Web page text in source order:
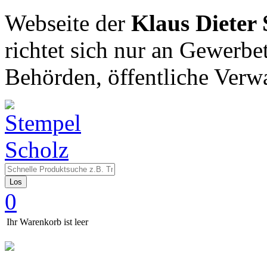
Webseite der Klaus Dieter
richtet sich nur an
Behörden, öffentliche
Los
0
Ihr Warenkorb ist leer